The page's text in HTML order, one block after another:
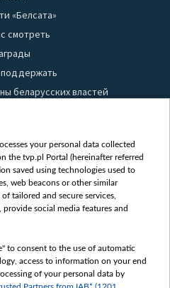
«Белсата»
смотреть
поддержать
беларусских властей
материалов
news
Life
English
PL
your personal data collected
the tvp.pl Portal (hereinafter referred
saved using technologies used to
web beacons or other similar
tailored and secure services,
social media features and
to consent to the use of automatic
access to information on your end
of your personal data by